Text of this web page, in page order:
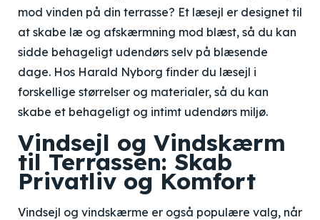
mod vinden på din terrasse? Et læsejl er designet til
at skabe læ og afskærmning mod blæst, så du kan
sidde behageligt udendørs selv på blæsende
dage. Hos Harald Nyborg finder du læsejl i
forskellige størrelser og materialer, så du kan
skabe et behageligt og intimt udendørs miljø.
Vindsejl og Vindskærm
til Terrassen: Skab
Privatliv og Komfort
Vindsejl og vindskærme er også populære valg, når